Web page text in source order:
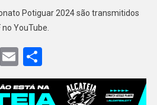
Potiguar 2024 são transmitidos
YouTube.
EmailShare